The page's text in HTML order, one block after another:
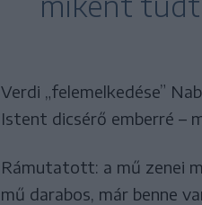
Verdi „felemelkedése”
Istent dicsérő emberré –
Rámutatott: a mű zenei
mű darabos, már benne